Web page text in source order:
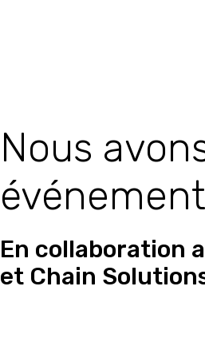
Nous
En collaboration
et Chain